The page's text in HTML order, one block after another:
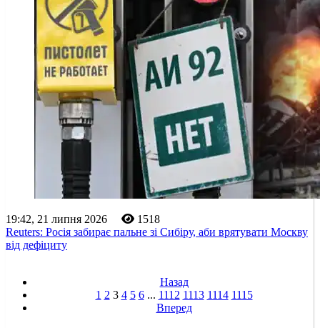
19:42, 21 липня 2026
1518
Reuters: Росія забирає пальне зі Сибіру, аби врятувати Москву
від дефіциту
Назад
1 2 3 4 5 6 ... 1112 1113 1114 1115
Вперед